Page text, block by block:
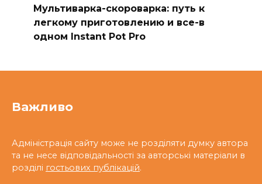
Мультиварка-скороварка: путь к
легкому приготовлению и все-в
одном Instant Pot Pro
Важливо
Адміністрація сайту може не розділяти думку автора
та не несе відповідальності за авторські матеріали в
розділі гостьових публікацій.